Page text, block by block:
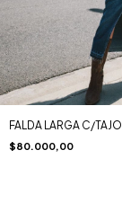
FALDA LARGA C/
$80.000,00